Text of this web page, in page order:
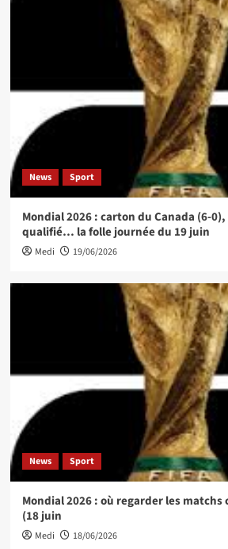
News Sport
Mondial 2026 : carton du Canada (6-
qualifié… la folle journée du 19 juin
Medi 19/06/2026
News Sport
Mondial 2026 : où regarder les matchs
(18 juin
Medi 18/06/2026